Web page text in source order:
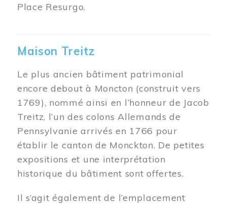
Place Resurgo.
Maison Treitz
Le plus ancien bâtiment patrimonial
encore debout à Moncton (construit vers
1769), nommé ainsi en l’honneur de Jacob
Treitz, l’un des colons Allemands de
Pennsylvanie arrivés en 1766 pour
établir le canton de Monckton. De petites
expositions et une interprétation
historique du bâtiment sont offertes.
Il s’agit également de l’emplacement